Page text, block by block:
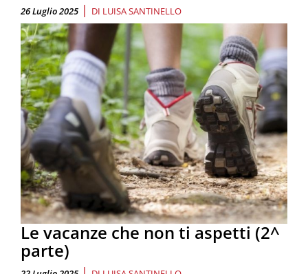
26 Luglio 2025 | DI LUISA SANTINELLO
Le vacanze che non ti aspetti (2^
parte)